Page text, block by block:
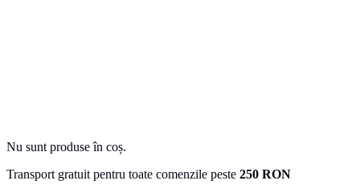
Nu sunt produse în coș.
Transport gratuit pentru toate comenzile peste 250 RON